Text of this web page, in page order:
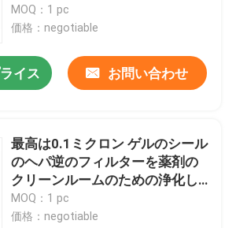
のフィルター
MOQ：1 pc
価格：negotiable
イス お問い合わせ
最高は0.1ミクロン ゲルのシール
のヘパ逆のフィルターを薬剤の
クリーンルームのための浄化し
ます
MOQ：1 pc
価格：negotiable